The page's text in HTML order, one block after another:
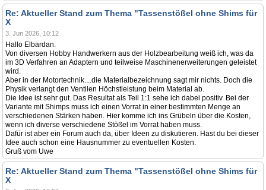
Re: Aktueller Stand zum Thema "Tassenstößel ohne Shims für
X
3. Jun 2026, 10:12
Hallo Elbardan.
Von diversen Hobby Handwerkern aus der Holzbearbeitung weiß ich, was da
im 3D Verfahren an Adaptern und teilweise Maschinenerweiterungen geleistet
wird.
Aber in der Motortechnik....die Materialbezeichnung sagt mir nichts. Doch die
Physik verlangt den Ventilen Höchstleistung beim Material ab.
Die Idee ist sehr gut. Das Resultat als Teil 1:1 sehe ich dabei positiv. Bei der
Variante mit Shimps muss ich einen Vorrat in einer bestimmten Menge an
verschiedenen Stärken haben. Hier komme ich ins Grübeln über die Kosten,
wenn ich diverse verschiedene Stößel im Vorrat haben muss.
Dafür ist aber ein Forum auch da, über Ideen zu diskutieren. Hast du bei dieser
Idee auch schon eine Hausnummer zu eventuellen Kosten.
Gruß vom Uwe
Re: Aktueller Stand zum Thema "Tassenstößel ohne Shims für
X